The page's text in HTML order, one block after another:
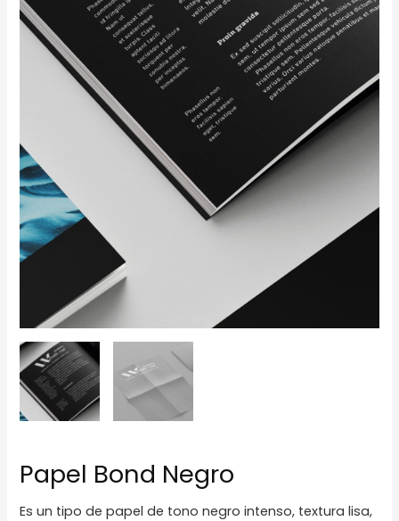
Papel Bond Negro
Es un tipo de papel de tono negro intenso, textura lisa,